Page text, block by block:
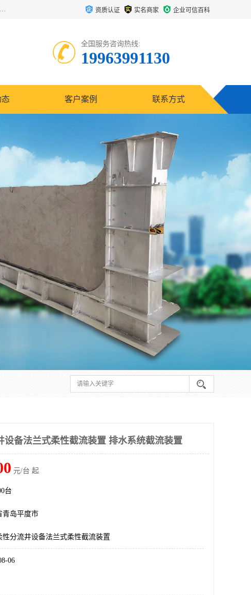
青岛铭源环保科技有限公司是一家专注于环保与智慧水务领域的先进科技企业，公司专注于云智能一体化HMPP预制泵站、智能截流井设备、调蓄池雨洪管理设备、水务循环利用、云智慧水务开发及新型环保技术研发等领域。 资质认证 实名商家 企业可信百科
全国服务咨询热线:
19963991130
态 客户案例 联系方式
设备法兰式柔性截流装置 排水系统截流装置
元/台 起
台
青岛平度市
性分流井设备法兰式柔性截流装置
06